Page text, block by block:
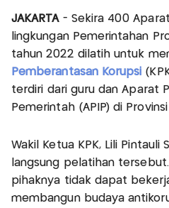
JAKARTA - Sekira 400
lingkungan Pemerintahan
tahun 2022 dilatih untuk
Pemberantasan Korupsi
terdiri dari guru dan Aparat
Pemerintah (APIP) di
Wakil Ketua KPK, Lili Pintauli
langsung pelatihan
pihaknya tidak dapat
membangun budaya